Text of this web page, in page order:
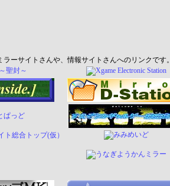
ラーサイトさんや、情報サイトさんへのリンクです。
ト総合トップ(仮）